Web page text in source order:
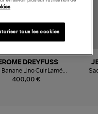
400,00 €
DREYFUSS
Banane Lino Cuir Lamé
Champagne
tous les cookies